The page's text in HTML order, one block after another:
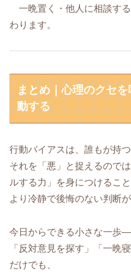
一晩置く・他人に相談す
わります。
まとめ｜心理のクセ
動する
行動バイアスは、誰もが持つ
それを「悪」と捉えるので
ルする力」を身につけること
より冷静で後悔のない判断
今日からできる小さな一歩
「反対意見を探す」「一
だけでも、